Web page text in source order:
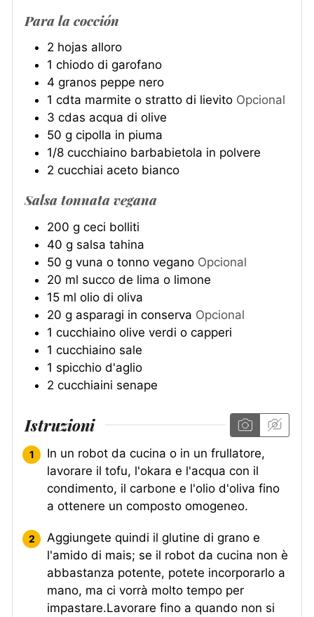
Para la cocción
2 hojas alloro
1 chiodo di garofano
4 granos peppe nero
1 cdta marmite o stratto di lievito Opcional
3 cdas acqua di olive
50 g cipolla in piuma
1/8 cucchiaino barbabietola in polvere
2 cucchiai aceto bianco
Salsa tonnata vegana
200 g ceci bolliti
40 g salsa tahina
50 g vuna o tonno vegano Opcional
20 ml succo de lima o limone
15 ml olio di oliva
20 g asparagi in conserva Opcional
1 cucchiaino olive verdi o capperi
1 cucchiaino sale
1 spicchio d'aglio
2 cucchiaini senape
Istruzioni
In un robot da cucina o in un frullatore,
lavorare il tofu, l'okara e l'acqua con il
condimento, il carbone e l'olio d'oliva fino
a ottenere un composto omogeneo.
Aggiungete quindi il glutine di grano e
l'amido di mais; se il robot da cucina non è
abbastanza potente, potete incorporarlo a
mano, ma ci vorrà molto tempo per
impastare.Lavorare fino a quando non si